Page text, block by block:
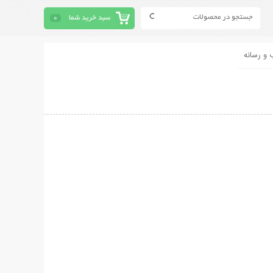
سبد خرید شما 0
و رسانه